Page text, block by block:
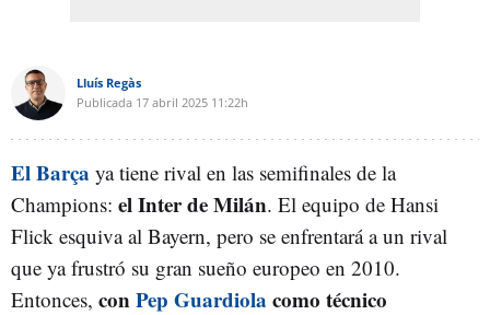
Lluís Regàs
Publicada 17 abril 2025 11:22h
El Barça ya tiene rival en las semifinales de la
Champions: el Inter de Milán. El equipo de Hansi
Flick esquiva al Bayern, pero se enfrentará a un rival
que ya frustró su gran sueño europeo en 2010.
Entonces, conPep Guardiola como técnico